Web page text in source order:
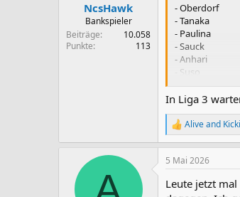
NcsHawk
Bankspieler
Beiträge
10.058
Punkte
113
- Oberdorf
- Tanaka
- Paulina
- Sauck
- Anhari
- Suso
- Slimani
Absolutes
Dann geht es
In Liga 3
R
e
a
k
i
Alive and
5 Mai 2026
Leute jetzt